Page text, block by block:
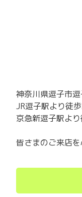
神奈川県逗子市
JR逗子駅より徒
京急新逗子駅よ
皆さまのご来店を